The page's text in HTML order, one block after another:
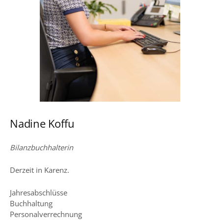
Nadine Koffu
Bilanzbuchhalterin
Derzeit in Karenz.
Jahresabschlüsse
Buchhaltung
Personalverrechnung